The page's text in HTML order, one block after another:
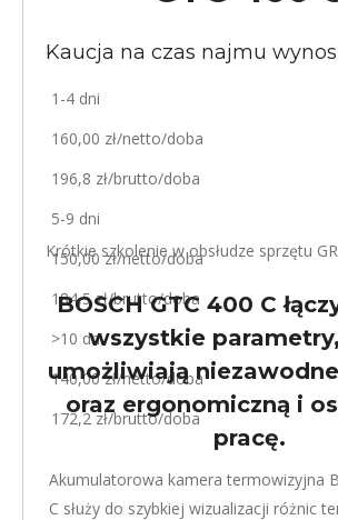
Kaucja na czas najmu
1-4 dni
160,00 zł/netto/doba
196,8 zł/brutto/doba
5-9 dni
150,00 zł/netto/doba
184,5 zł/brutto/doba
>10 dni
140,00 zł/netto/doba
172,2 zł/brutto/doba
Krótkie szkolenie w obsłudze sprzętu
BOSCH GTC 400 C
wszystkie
umożliwiają
oraz ergonomiczną i
pracę.
Akumulatorowa kamera termowizyjna
C służy do szybkiej wizualizacji różnic